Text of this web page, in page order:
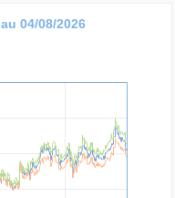
au 04/08/2026